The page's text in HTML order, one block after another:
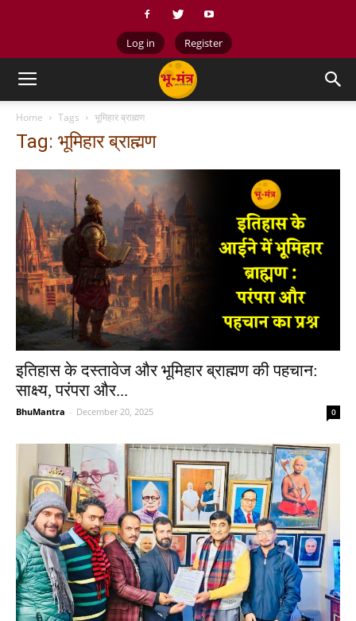
Log in Register
Home Tags भूमिहार ब्राह्मण
Tag: भूमिहार ब्राह्मण
इतिहास के दस्तावेज और भूमिहार ब्राह्मण की पहचान:
साक्ष्य, परंपरा और...
BhuMantra - December 20, 2025 0